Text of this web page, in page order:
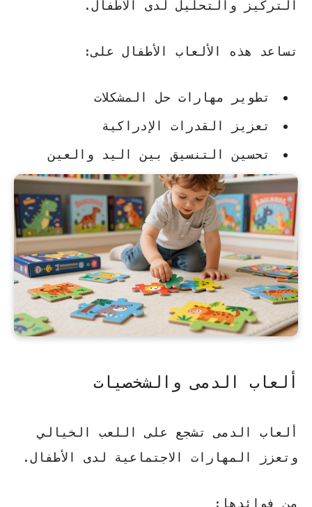
التركيز والتحليل لدى الأطفال.
تساعد هذه الألعاب الأطفال على:
تطوير مهارات حل المشكلات
تعزيز القدرات الإدراكية
تحسين التنسيق بين اليد والعين
ألعاب الدمى والشخصيات
ألعاب الدمى تشجع على اللعب الخيالي
وتعزز المهارات الاجتماعية لدى الأطفال.
من فوائدها: